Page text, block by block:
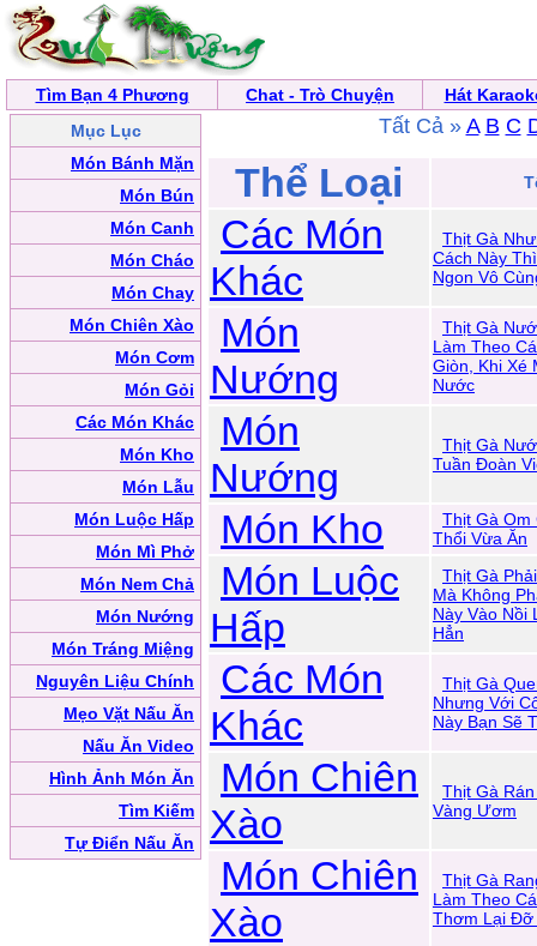
Tìm Bạn 4 Phương Chat - Trò Chuyện
Hát
Mục Lục
Món Bánh Mặn
Món Bún
Món Canh
Món Cháo
Món Chay
Món Chiên Xào
Món Cơm
Món Gỏi
Các Món Khác
Món Kho
Món Lẫu
Món Luộc Hấp
Món Mì Phở
Món Nem Chả
Món Nướng
Món Tráng Miệng
Nguyên Liệu Chính
Mẹo Vặt Nấu Ăn
Nấu Ăn Video
Hình Ảnh Món Ăn
Tìm Kiếm
Tự Điển Nấu Ăn
Tất Cả » A B C
Thể Loại
Các Món
Khác
Thịt Gà
Cách Này
Ngon Vô
Món
Nướng
Thịt Gà
Làm Theo
Giòn, Khi Xé
Nước
Món
Nướng
Thịt Gà
Tuần Đoàn
Món Kho
Thịt Gà Om
Thổi Vừa Ăn
Món Luộc
Hấp
Thịt Gà
Mà Không
Này Vào Nồi
Hẳn
Các Món
Khác
Thịt Gà
Nhưng Với
Này Bạn Sẽ
Món Chiên
Xào
Thịt Gà
Vàng Ươm
Món Chiên
Xào
Thịt Gà
Làm Theo
Thơm Lại Đỡ